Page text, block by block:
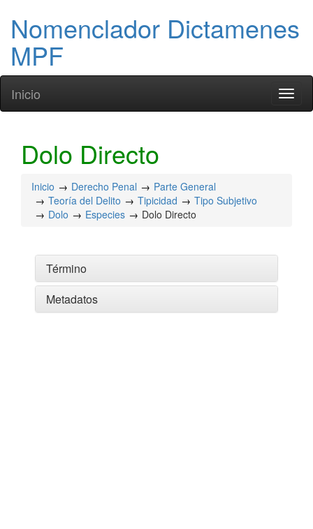
Nomenclador Dictamenes
MPF
Inicio
Dolo Directo
Inicio Derecho Penal
Parte General
Teoría del Delito
Tipicidad
Tipo Subjetivo
Dolo
Especies Dolo Directo
Término
Metadatos